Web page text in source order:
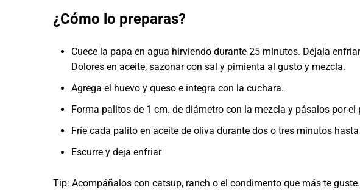
¿Cómo lo preparas?
Cuece la papa en agua hirviendo durante 25 minutos. Déjala
Dolores en aceite, sazonar con sal y pimienta al gusto y mezcla.
Agrega el huevo y queso e integra con la cuchara.
Forma palitos de 1 cm. de diámetro con la mezcla y pásalos por el
Fríe cada palito en aceite de oliva durante dos o tres minutos hasta
Escurre y deja enfriar
Tip: Acompáñalos con catsup, ranch o el condimento que más te guste.